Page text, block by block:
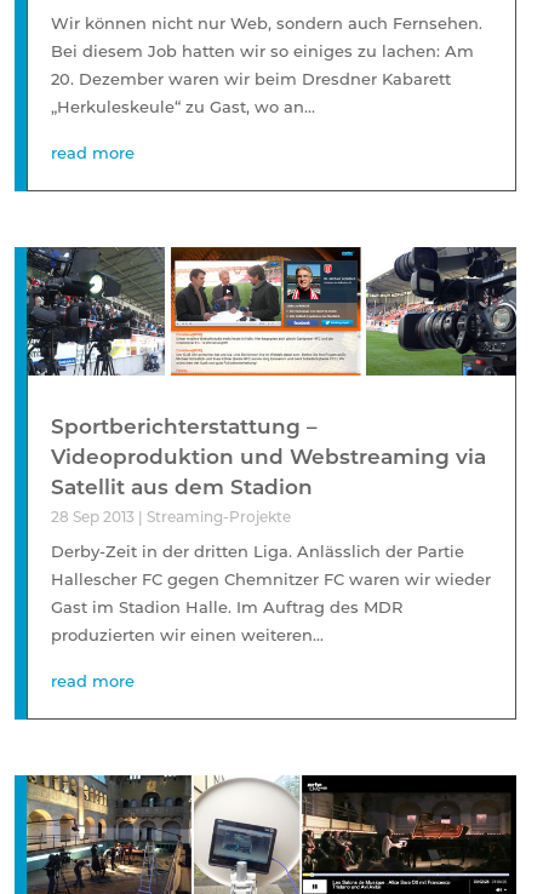
Wir können nicht nur Web, sondern auch Fernsehen.
Bei diesem Job hatten wir so einiges zu lachen: Am
20. Dezember waren wir beim Dresdner Kabarett
„Herkuleskeule“ zu Gast, wo an...
read more
Sportberichterstattung –
Videoproduktion und Webstreaming via
Satellit aus dem Stadion
28 Sep 2013 | Streaming-Projekte
Derby-Zeit in der dritten Liga. Anlässlich der Partie
Hallescher FC gegen Chemnitzer FC waren wir wieder
Gast im Stadion Halle. Im Auftrag des MDR
produzierten wir einen weiteren...
read more